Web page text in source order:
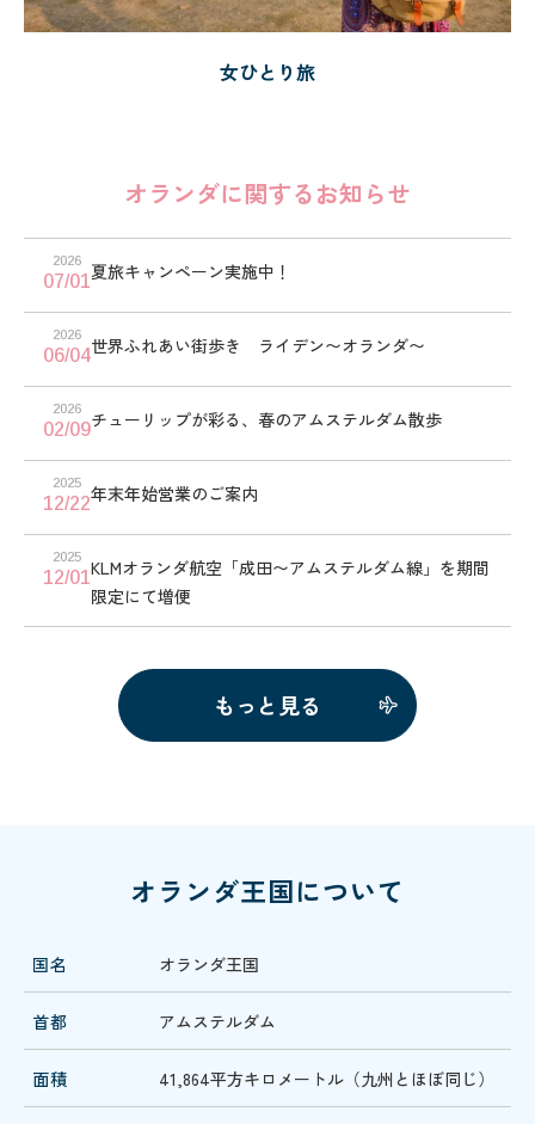
女ひとり旅
オランダに関するお知らせ
2026
07/01夏旅キャンペーン実施中！
2026
06/04世界ふれあい街歩き ライデン〜オランダ〜
2026
02/09チューリップが彩る、春のアムステルダム散歩
2025
12/22年末年始営業のご案内
2025
12/01KLMオランダ航空「成田〜アムステルダム線」を期間
限定にて増便
もっと見る
オランダ王国について
国名 オランダ王国
首都 アムステルダム
面積 41,864平方キロメートル（九州とほぼ同じ）